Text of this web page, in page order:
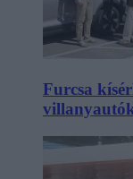
Furcsa